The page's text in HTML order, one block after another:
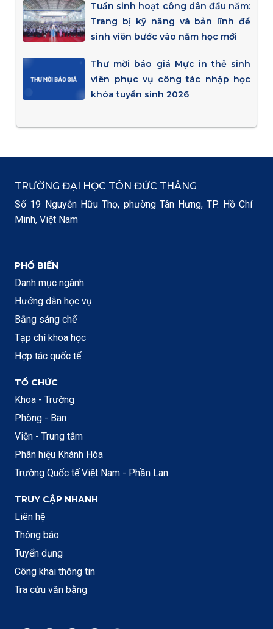
Tuần sinh hoạt công dân đầu năm:
Trang bị kỹ năng và bản lĩnh để
sinh viên bước vào năm học mới
Thư mời báo giá Mực in thẻ sinh
viên phục vụ công tác nhập học
khóa tuyển sinh 2026
TRƯỜNG ĐẠI HỌC TÔN ĐỨC THẮNG
Số 19 Nguyễn Hữu Thọ, phường Tân Hưng, TP. Hồ Chí
Minh, Việt Nam
PHỔ BIẾN
Danh mục ngành
Hướng dẫn học vụ
Bằng sáng chế
Tạp chí khoa học
Hợp tác quốc tế
TỔ CHỨC
Khoa - Trường
Phòng - Ban
Viện - Trung tâm
Phân hiệu Khánh Hòa
Trường Quốc tế Việt Nam - Phần Lan
TRUY CẬP NHANH
Liên hệ
Thông báo
Tuyển dụng
Công khai thông tin
Tra cứu văn bằng